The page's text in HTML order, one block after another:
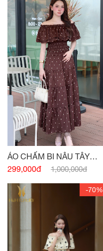
ÁO CHẤM BI NÂU TÂY
CHUN EO
299,000đ 1,000,000đ
-70%